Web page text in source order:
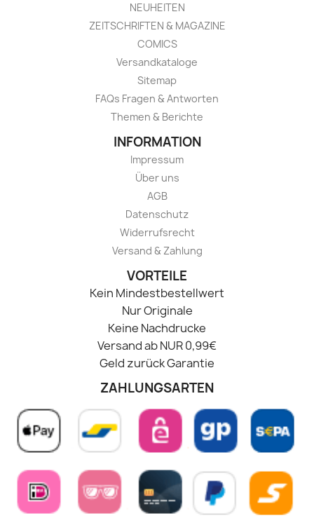
NEUHEITEN
ZEITSCHRIFTEN & MAGAZINE
COMICS
Versandkataloge
Sitemap
FAQs Fragen & Antworten
Themen & Berichte
INFORMATION
Impressum
Über uns
AGB
Datenschutz
Widerrufsrecht
Versand & Zahlung
VORTEILE
Kein Mindestbestellwert
Nur Originale
Keine Nachdrucke
Versand ab NUR 0,99€
Geld zurück Garantie
ZAHLUNGSARTEN